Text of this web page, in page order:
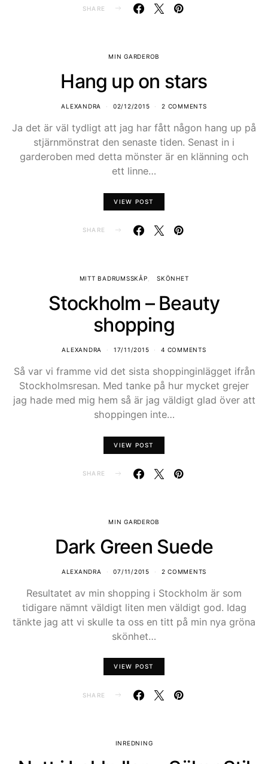
SHARE
MIN GARDEROB
Hang up on stars
ALEXANDRA 02/12/2015 2 COMMENTS
Ja det är väl tydligt att jag har fått någon hang up på
stjärnmönstrat den senaste tiden. Senast in i
garderoben med detta mönster är en klänning och
ett linne…
VIEW POST
SHARE
MITT BADRUMSSKÅP SKÖNHET
Stockholm – Beauty
shopping
ALEXANDRA 17/11/2015 4 COMMENTS
Så var vi framme vid det sista shoppinginlägget ifrån
Stockholmsresan. Med tanke på hur mycket grejer
jag hade med mig hem så är jag väldigt glad över att
shoppingen inte…
VIEW POST
SHARE
MIN GARDEROB
Dark Green Suede
ALEXANDRA 07/11/2015 2 COMMENTS
Resultatet av min shopping i Stockholm är som
tidigare nämnt väldigt liten men väldigt god. Idag
tänkte jag att vi skulle ta oss en titt på min nya gröna
skönhet…
VIEW POST
SHARE
INREDNING